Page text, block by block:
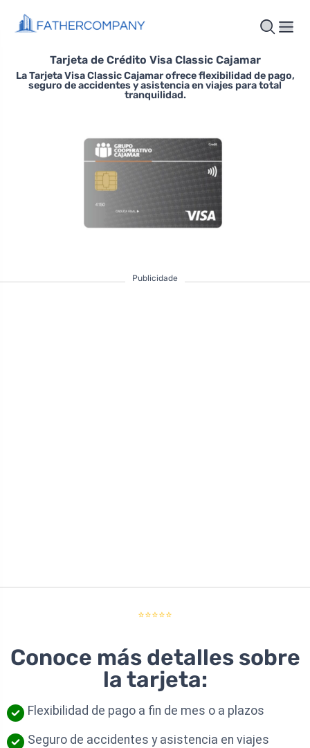
Tarjeta de Crédito Visa Classic Cajamar
La Tarjeta Visa Classic Cajamar ofrece flexibilidad de pago,
seguro de accidentes y asistencia en viajes para total
tranquilidad.
Publicidade
⭐⭐⭐⭐⭐
Conoce más detalles sobre
la tarjeta:
Flexibilidad de pago a fin de mes o a plazos
Seguro de accidentes y asistencia en viajes